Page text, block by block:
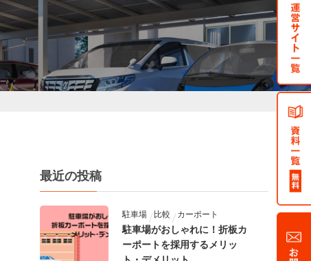
最近の投稿
駐車場 比較 カーポート
駐車場がおしゃれに！折板カ
ーポートを採用するメリッ